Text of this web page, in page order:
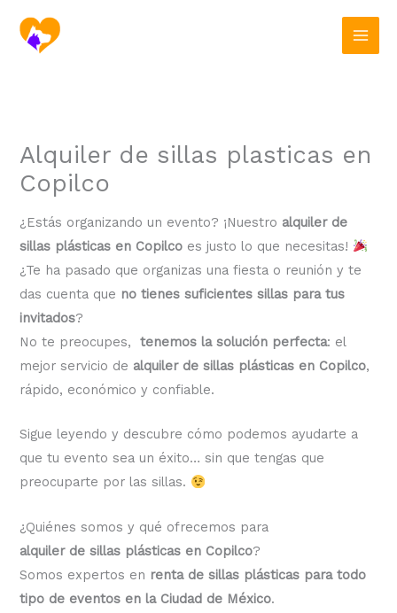
contenido
Alquiler de sillas plasticas en
Copilco
¿Estás organizando un evento? ¡Nuestro alquiler de
sillas plásticas en Copilco es justo lo que necesitas!
¿Te ha pasado que organizas una fiesta o reunión y te
das cuenta que no tienes suficientes sillas para tus
invitados?
No te preocupes,
tenemos la solución perfecta: el
mejor servicio de alquiler de sillas plásticas en Copilco,
rápido, económico y confiable.
Sigue leyendo y descubre cómo podemos ayudarte a
que tu evento sea un éxito… sin que tengas que
preocuparte por las sillas.
¿Quiénes somos y qué ofrecemos para
alquiler de sillas plásticas en Copilco?
Somos expertos en renta de sillas plásticas para todo
tipo de eventos en la Ciudad de México.